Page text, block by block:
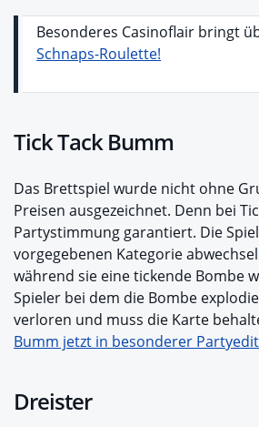
Besonderes Casinoflair bringt
Schnaps-Roulette!
Tick Tack Bumm
Das Brettspiel wurde nicht ohne
Preisen ausgezeichnet. Denn bei
Partystimmung garantiert. Die
vorgegebenen Kategorie
während sie eine tickende Bombe
Spieler bei dem die Bombe
verloren und muss die Karte
Bumm jetzt in besonderer
Dreister